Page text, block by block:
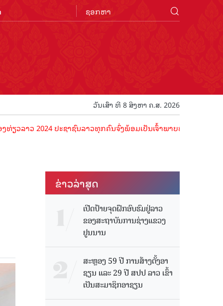
ວັນເສົາ ທີ 8 ສິງຫາ ຄ.ສ. 2026
ວ 2024 ປະຊາຊົນລາວທຸກຄົນຈົ່ງພ້ອມເປັນເຈົ້າພາບທີ່ດີ ຕ້ອນຮັບນັກທ່ອງ
ຂ່າວ​ລ່າ​ສຸດ
ເປີດປ້າຍຈຸດຝຶກອົບຮົມຢູ່ລາວ
ຂອງສະຖາບັນການຊ່າງແຂວງ
ຢູນນານ
ສະຫຼອງ 59 ປີ ການສ້າງຕັ້ງອາ
ຊຽນ ແລະ 29 ປີ ສປປ ລາວ ເຂົ້າ
ເປັນສະມາຊິກອາຊຽນ